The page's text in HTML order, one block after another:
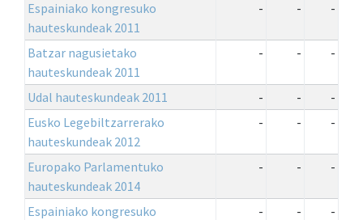
Espainiako kongresuko
hauteskundeak 2011
- - -
Batzar nagusietako
hauteskundeak 2011
- - -
Udal hauteskundeak 2011 - -
-
Eusko Legebiltzarrerako
hauteskundeak 2012
- - -
Europako Parlamentuko
hauteskundeak 2014
- - -
Espainiako kongresuko
- - -